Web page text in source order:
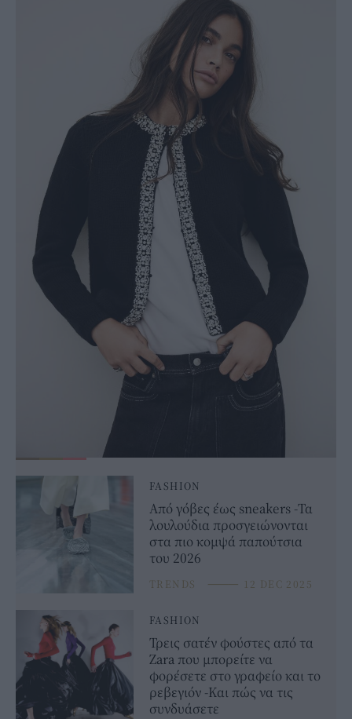
FASHION
Από γόβες έως sneakers -Τα
λουλούδια προσγειώνονται
στα πιο κομψά παπούτσια
του 2026
TRENDS ⸻ 12 DEC 2025
FASHION
Τρεις σατέν φούστες από τα
Zara που μπορείτε να
φορέσετε στο γραφείο και το
ρεβεγιόν -Και πώς να τις
συνδυάσετε